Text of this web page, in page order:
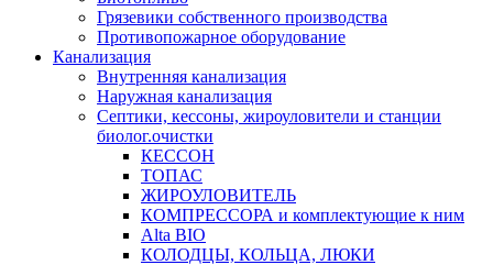
Грязевики собственного производства
Противопожарное оборудование
Канализация
Внутренняя канализация
Наружная канализация
Септики, кессоны, жироуловители и станции
биолог.очистки
КЕССОН
ТОПАС
ЖИРОУЛОВИТЕЛЬ
КОМПРЕССОРА и комплектующие к ним
Alta BIO
КОЛОДЦЫ, КОЛЬЦА, ЛЮКИ